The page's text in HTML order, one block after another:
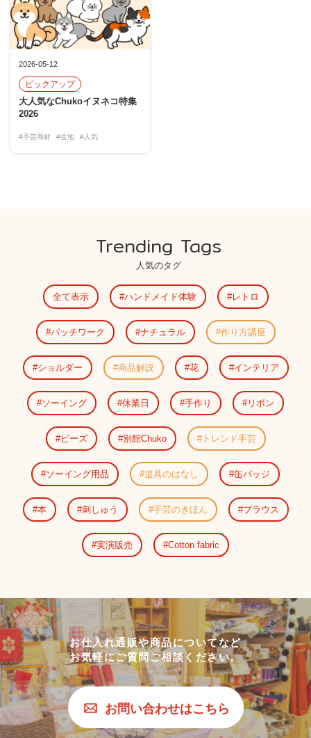
2026-05-12
ピックアップ
大人気なChukoイヌネコ特集
2026
#手芸商材 #生地 #人気
Trending Tags
人気のタグ
全て表示 ハンドメイド体験 レトロ
パッチワーク ナチュラル 作り方講座
ショルダー 商品解説 花 インテリア
ソーイング 休業日 手作り リボン
ビーズ 別館Chuko トレンド手芸
ソーイング用品 道具のはなし 缶バッジ
本 刺しゅう 手芸のきほん ブラウス
実演販売 Cotton fabric
お仕入れ通販や商品についてなど
お気軽にご質問ご相談ください。
お問い合わせはこちら